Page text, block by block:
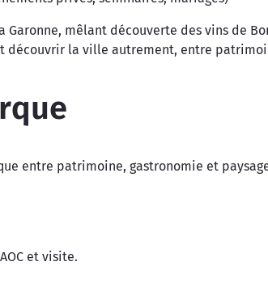
mêlant découverte des vins de
découvrir la ville autrement, entre
entre patrimoine, gastronomie et
et visite.